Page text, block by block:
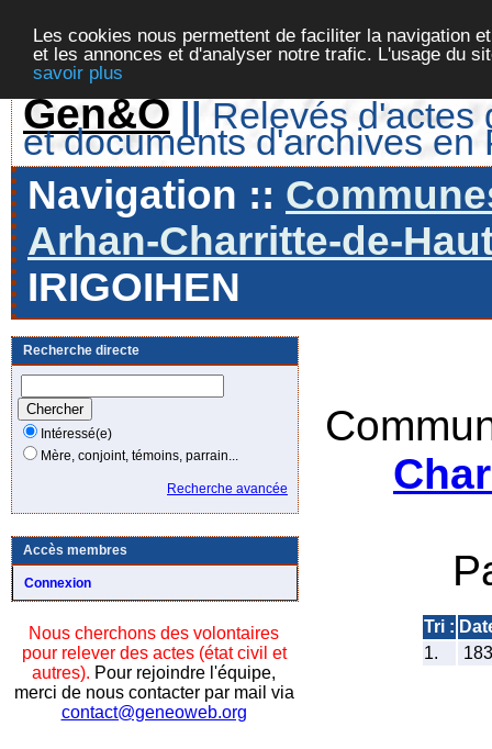
Les cookies nous permettent de faciliter la navigation
et les annonces et d'analyser notre trafic. L'usage du
savoir plus
Gen&O || Relevés d'actes
et documents d'archives en
Navigation ::
Arhan-Charritte-de-
IRIGOIHEN
Recherche directe
Intéressé(e)
Mère, conjoint, témoins, parrain...
Recherche avancée
Accès membres
Connexion
Nous cherchons des volontaires
pour relever des actes (état civil et
autres). Pour rejoindre l'équipe,
merci de nous contacter par mail via
contact@geneoweb.org
Tri :
1.